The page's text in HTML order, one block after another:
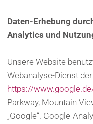
Daten-Erhebung
Analytics und
Unsere Website
Webanalyse-Dienst
https://
Parkway, Mountain
„Google“. Google-